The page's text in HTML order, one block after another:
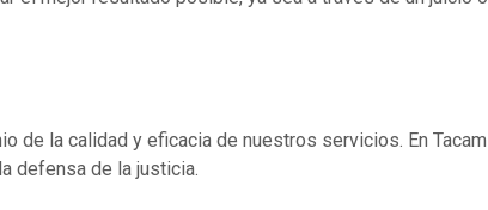
de la calidad y eficacia de nuestros servicios. En Tacam
defensa de la justicia.